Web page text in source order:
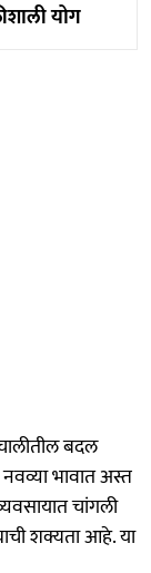
योग
बदल
भावात अस्त
चांगली
शक्यता आहे. या